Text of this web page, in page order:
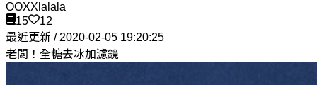
OOXXlalala
15
12
最近更新 / 2020-02-05 19:20:25
老闆！全糖去冰加濾鏡